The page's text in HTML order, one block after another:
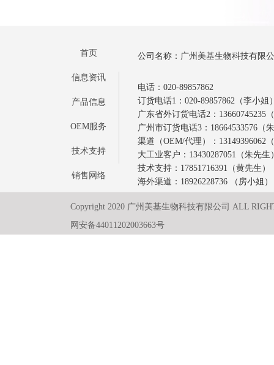
首页
信息资讯
产品信息
OEM服务
技术支持
销售网络
公司名称：广州美基生物科技有限
电话：020-89857862
订货电话1：020-89857862（李小姐
广东省外订货电话2：13660745235
广州市订货电话3：18664533576（
渠道（OEM/代理）：13149396062
大工业客户：13430287051（朱先生
技术支持：17851716391（黄先生）
海外渠道：18926228736 （房小姐）
Copyright 2020 广州美基生物科技有限公司 ALL
网安备44011202003663号